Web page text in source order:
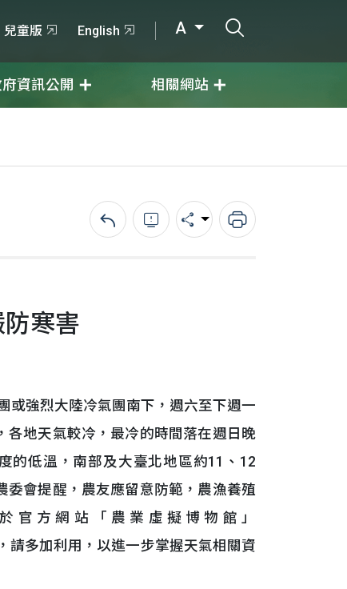
兒童版 English A
資訊公開 相關網站
回上一頁錯誤回報分享 列印
寒害
強烈大陸冷氣團南下，週六至下週一
各地天氣較冷，最冷的時間落在週日晚
的低溫，南部及大臺北地區約11、12
會提醒，農友應留意防範，農漁養殖
官方網站「農業虛擬博物館」
請多加利用，以進一步掌握天氣相關資